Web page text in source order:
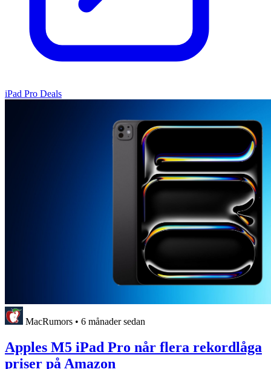
iPad Pro Deals
MacRumors • 6 månader sedan
Apples M5 iPad Pro når flera rekordlåga
priser på Amazon